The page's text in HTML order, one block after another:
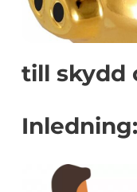
till skydd
Inledning: